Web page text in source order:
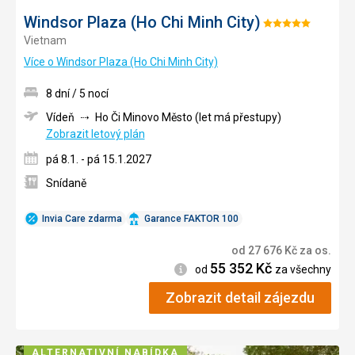
Windsor Plaza (Ho Chi Minh City) Hodnocení:
Vietnam
Více o Windsor Plaza (Ho Chi Minh City)
Invia Care zdarma Garance FAKTOR 100
8 dní / 5 nocí
Vídeň
Ho Či Minovo Město (let má přestupy)
Zobrazit letový plán
pá 8.1. - pá 15.1.2027
Snídaně
od 27 676 Kč za os.
Informace
od 55 352 Kč za všechny
Zobrazit detail zájezdu
ALTERNATIVNÍ NABÍDKA